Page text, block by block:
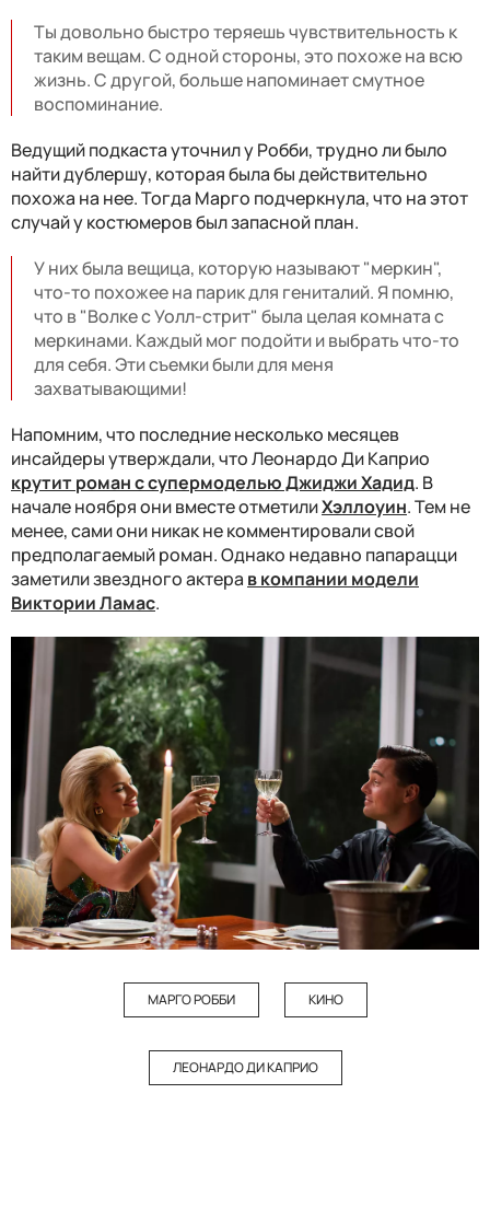
Ты довольно быстро теряешь чувствительность к
таким вещам. С одной стороны, это похоже на всю
жизнь. С другой, больше напоминает смутное
воспоминание.
Ведущий подкаста уточнил у Робби, трудно ли было
найти дублершу, которая была бы действительно
похожа на нее. Тогда Марго подчеркнула, что на этот
случай у костюмеров был запасной план.
У них была вещица, которую называют "меркин",
что-то похожее на парик для гениталий. Я помню,
что в "Волке с Уолл-стрит" была целая комната с
меркинами. Каждый мог подойти и выбрать что-то
для себя. Эти съемки были для меня
захватывающими!
Напомним, что последние несколько месяцев
инсайдеры утверждали, что Леонардо Ди Каприо
крутит роман с супермоделью Джиджи Хадид. В
начале ноября они вместе отметилиХэллоуин. Тем не
менее, сами они никак не комментировали свой
предполагаемый роман. Однако недавно папарацци
заметили звездного актера в компании модели
Виктории Ламас.
МАРГО РОББИ КИНО
ЛЕОНАРДО ДИ КАПРИО